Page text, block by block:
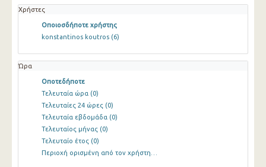
Χρήστες
Οποιοσδήποτε χρήστης
konstantinos koutros (6)
Ώρα
Οποτεδήποτε
Τελευταία ώρα (0)
Τελευταίες 24 ώρες (0)
Τελευταία εβδομάδα (0)
Τελευταίος μήνας (0)
Τελευταίο έτος (0)
Περιοχή ορισμένη από τον χρήστη…